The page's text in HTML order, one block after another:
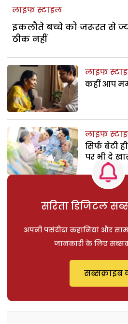
लाइफ स्टाइल
इकलौते बच्चे को जरूरत से
ठीक नहीं
लाइफ
कहीं आप
लाइफ
सिर्फ बेटी
पर भी दे
सरिता डिजिटल
अपनी पसंदीदा कहानियां और
जानकारी के लिए
सब्सक्राइब